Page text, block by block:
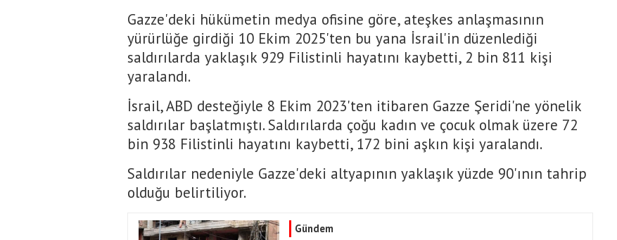
Gazze'deki hükümetin medya ofisine göre, ateşkes anlaşmasının
yürürlüğe girdiği 10 Ekim 2025'ten bu yana İsrail'in düzenlediği
saldırılarda yaklaşık 929 Filistinli hayatını kaybetti, 2 bin 811 kişi
yaralandı.
İsrail, ABD desteğiyle 8 Ekim 2023'ten itibaren Gazze Şeridi'ne yönelik
saldırılar başlatmıştı. Saldırılarda çoğu kadın ve çocuk olmak üzere 72
bin 938 Filistinli hayatını kaybetti, 172 bini aşkın kişi yaralandı.
Saldırılar nedeniyle Gazze'deki altyapının yaklaşık yüzde 90'ının tahrip
olduğu belirtiliyor.
Gündem